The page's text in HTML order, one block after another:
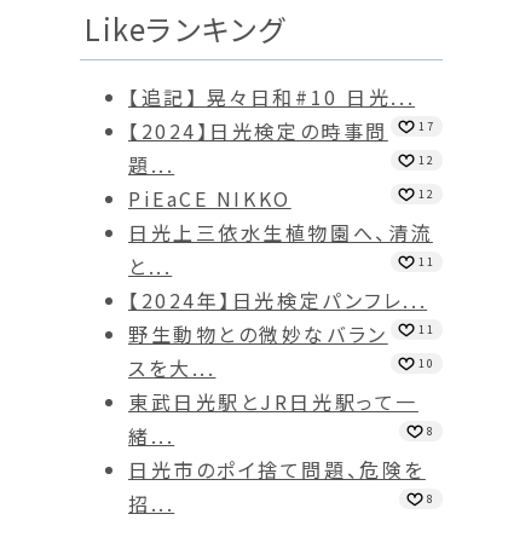
Likeランキング
【追記】 晃々日和#10 日光...
17
【2024】日光検定の時事問
題...
12
PiEaCE NIKKO 12
日光上三依水生植物園へ、清流
と...
11
【2024年】日光検定パンフレ...
11
野生動物との微妙なバラン
スを大...
10
東武日光駅とJR日光駅って一
緒...
8
日光市のポイ捨て問題、危険を
招...
8